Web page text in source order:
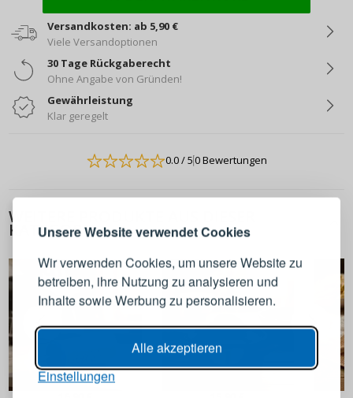
Unsere Website verwendet Cookies
Wir verwenden Cookies, um unsere Website zu
betreiben, ihre Nutzung zu analysieren und
Inhalte sowie Werbung zu personalisieren.
Alle akzeptieren
Einstellungen
Versandkosten: ab 5,90 €
Viele Versandoptionen
30 Tage Rückgaberecht
Ohne Angabe von Gründen!
Gewährleistung
Klar geregelt
0.0/ 50 Bewertungen
WEITERE PRODUKTE AUS DIESER
KATEGORIE
ANMELDEN REGISTRIEREN
Melden Sie sich bei Ihrem
E-Mail-Adresse